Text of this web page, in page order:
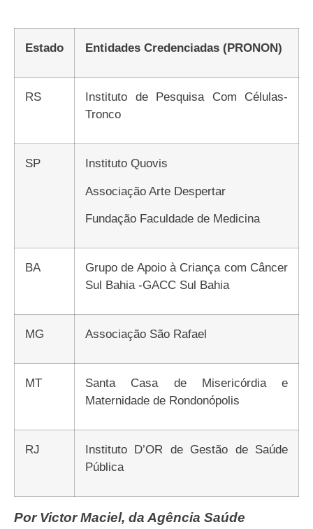
Estado Entidades Credenciadas (PRONON)
RS
Instituto de Pesquisa Com Células-
Tronco
SP
Instituto Quovis
Associação Arte Despertar
Fundação Faculdade de Medicina
BA
Grupo de Apoio à Criança com Câncer
Sul Bahia -GACC Sul Bahia
MG Associação São Rafael
MT
Santa Casa de Misericórdia e
Maternidade de Rondonópolis
RJ
Instituto D’OR de Gestão de Saúde
Pública
Por Victor Maciel, da Agência Saúde